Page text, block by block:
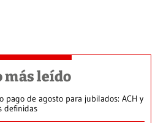
más leído
pago de agosto para jubilados: ACH y
definidas